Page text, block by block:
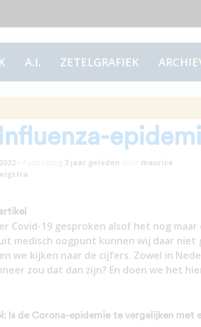
A.I. ZETELGRAFIEK
epidemie te
• 3 jaar geleden
maurice
Covid-19 gesproken alsof het nog
medisch oogpunt kunnen wij daar niet
we kijken naar de cijfers. Zowel in
zou dat dan zijn? En doen we het
Is de Corona-epidemie te vergelijken met